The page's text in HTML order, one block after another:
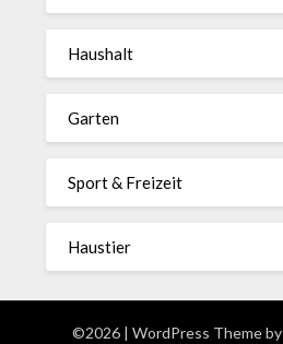
Haushalt
Garten
Sport & Freizeit
Haustier
©2026 | WordPress Theme by